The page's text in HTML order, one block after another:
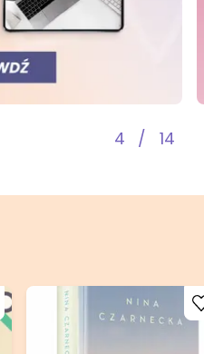
5 / 14
Go to product